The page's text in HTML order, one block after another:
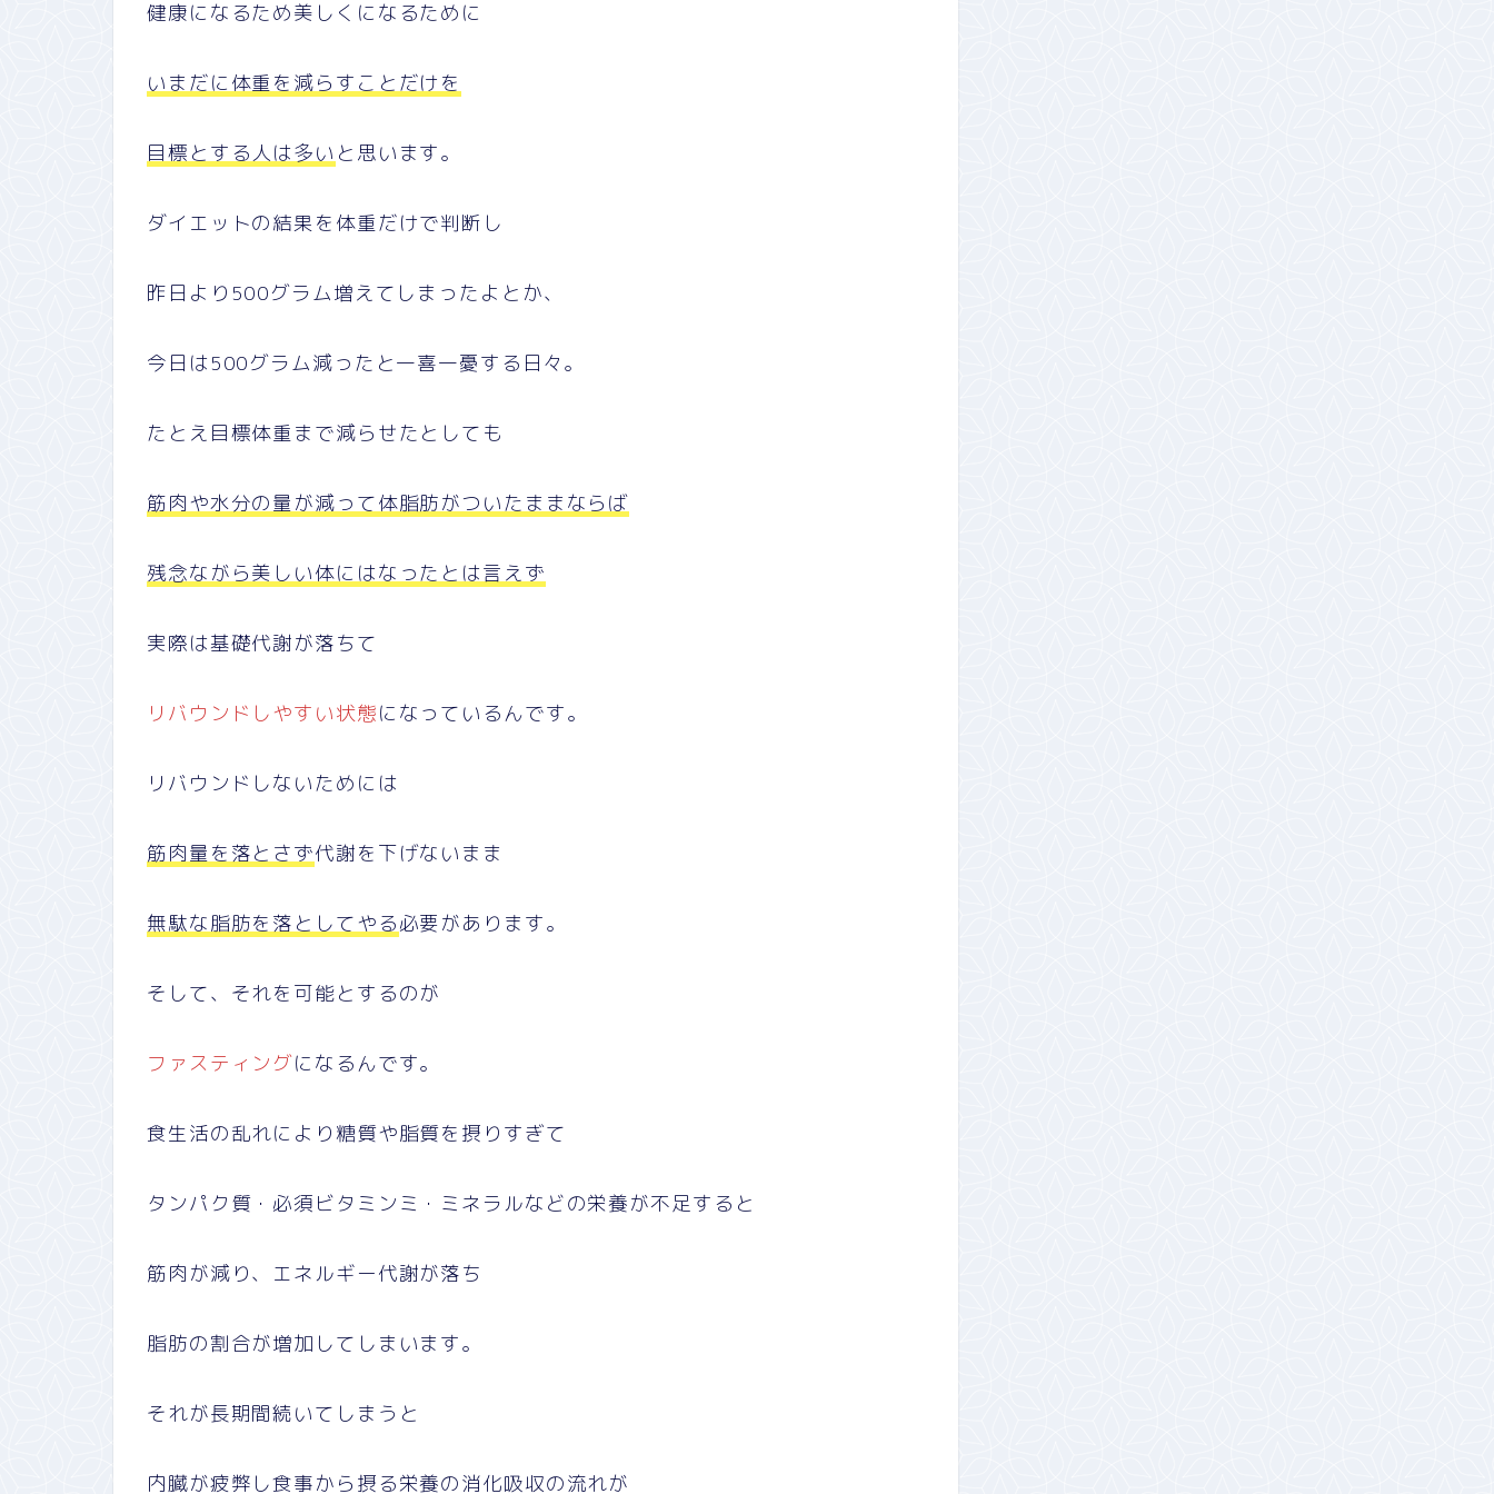
健康になるため美しくになるために
いまだに体重を減らすことだけを
目標とする人は多い と思います。
ダイエットの結果を体重だけで判断し
昨日より500グラム増えてしまったよとか、
今日は500グラム減ったと一喜一憂する日々。
たとえ目標体重まで減らせたとしても
筋肉や水分の量が減って体脂肪がついたままならば
残念ながら美しい体にはなったとは言えず
実際は基礎代謝が落ちて
リバウンドしやすい状態になっているんです。
リバウンドしないためには
筋肉量を落とさず代謝を下げないまま
無駄な脂肪を落としてやる必要があります。
そして、それを可能とするのが
ファスティングになるんです。
食生活の乱れにより糖質や脂質を摂りすぎて
タンパク質・必須ビタミンミ・ミネラルなどの栄養が不足すると
筋肉が減り、エネルギー代謝が落ち
脂肪の割合が増加してしまいます。
それが長期間続いてしまうと
内臓が疲弊し食事から摂る栄養の消化吸収の流れが